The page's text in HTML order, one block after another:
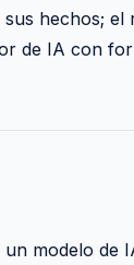
hechos;
de IA con
modelo de